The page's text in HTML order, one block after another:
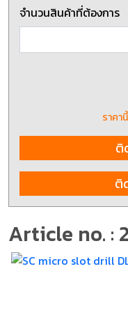
Article no. :
จำนวนสินค้าที่ต้องการ
ราคา
ติ
ติ